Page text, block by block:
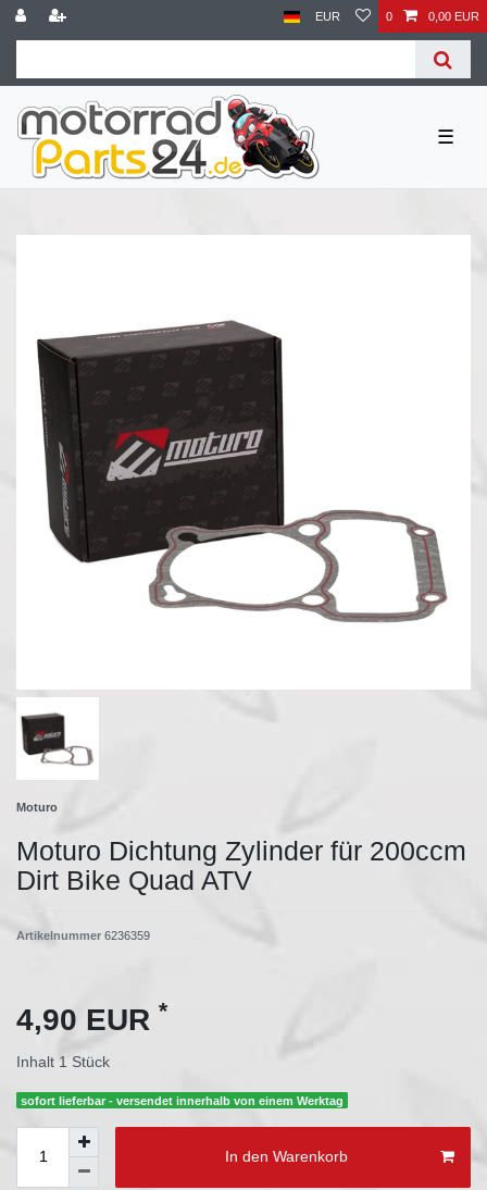
EUR 0 0,00 EUR
☰
Moturo
Moturo Dichtung Zylinder für 200ccm
Dirt Bike Quad ATV
Artikelnummer 6236359
4,90 EUR *
Inhalt 1 Stück
sofort lieferbar - versendet innerhalb von einem Werktag
In den Warenkorb